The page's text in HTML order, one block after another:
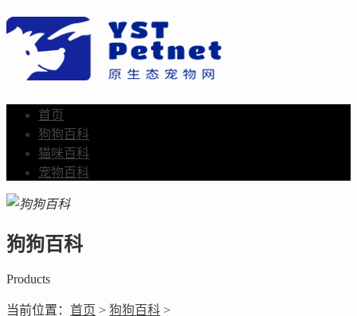
首页
狗狗百科
猫咪百科
宠物百科
狗狗百科
Products
当前位置： 首页 > 狗狗百科 >